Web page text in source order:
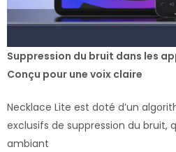
Suppression du bruit dans les
Conçu pour une voix claire
Necklace Lite est doté d’un
exclusifs de suppression du bruit,
ambiant